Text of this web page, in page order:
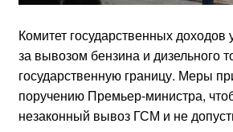
Комитет государственных доходов
за вывозом бензина и дизельного
государственную границу. Меры
поручению Премьер-министра,
незаконный вывоз ГСМ и не